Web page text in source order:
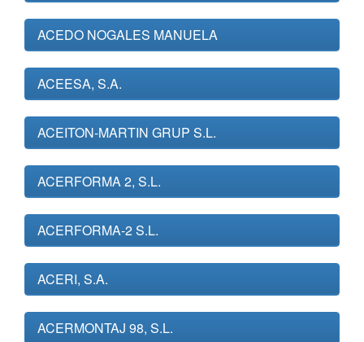
ACEDO NOGALES MANUELA
ACEESA, S.A.
ACEITON-MARTIN GRUP S.L.
ACERFORMA 2, S.L.
ACERFORMA-2 S.L.
ACERI, S.A.
ACERMONTAJ 98, S.L.